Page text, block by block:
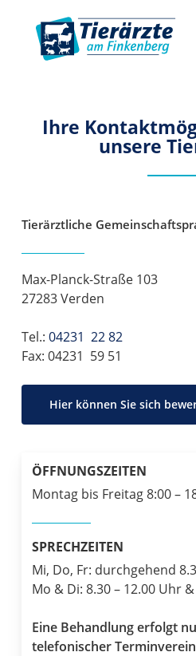
content
Ihre
unsere
Tierärztliche
Max-Planck-Straße 103
27283 Verden
Tel.: 04231 22 82
Fax: 04231 59 51
Hier können Sie sich
ÖFFNUNGSZEITEN
Montag bis Freitag 8:00 –
SPRECHZEITEN
Mi, Do, Fr: durchgehend
Mo & Di: 8.30 – 12.00 Uhr
Eine Behandlung erfolgt
telefonischer